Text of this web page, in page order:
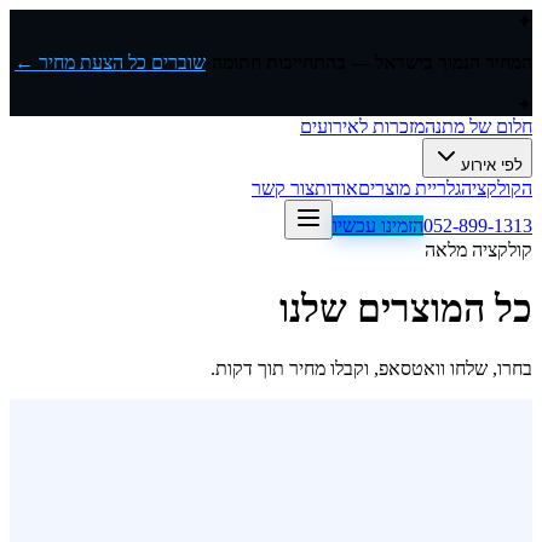
שוברים כל הצעת מחיר ←
חלום של מתנהמזכרות לאירועים
לפי אירוע
הקולקציהגלריית מוצריםאודותצור קשר
052-899-1313הזמינו עכשיו
קולקציה מלאה
כל המוצרים שלנו
בחרו, שלחו וואטסאפ, וקבלו מחיר תוך דקות.